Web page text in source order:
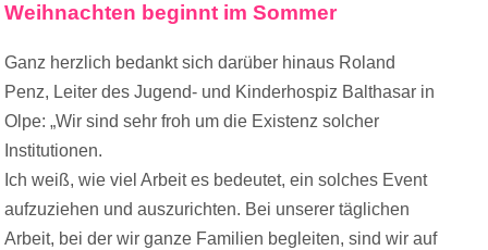
Weihnachten beginnt im Sommer
Ganz herzlich bedankt sich darüber hinaus Roland
Penz, Leiter des Jugend- und Kinderhospiz Balthasar in
Olpe: „Wir sind sehr froh um die Existenz solcher
Institutionen.
Ich weiß, wie viel Arbeit es bedeutet, ein solches Event
aufzuziehen und auszurichten. Bei unserer täglichen
Arbeit, bei der wir ganze Familien begleiten, sind wir auf